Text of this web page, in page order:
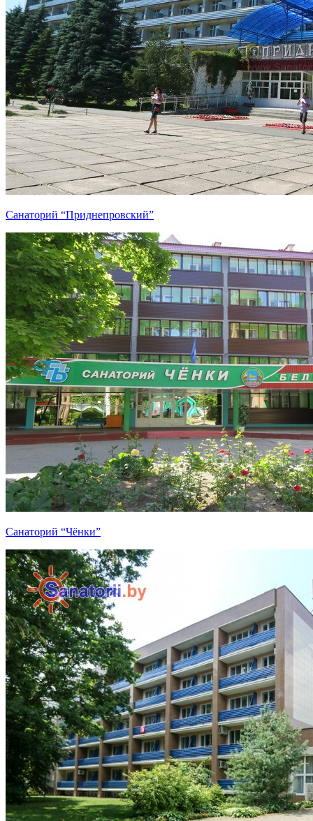
Санаторий “Приднепровский”
Санаторий “Чёнки”